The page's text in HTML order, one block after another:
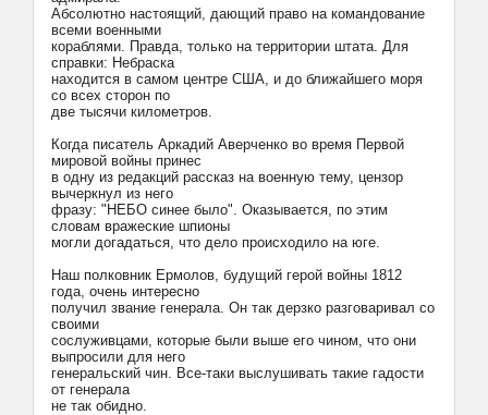
Абсолютно настоящий, дающий право на командование
всеми военными
кораблями. Правда, только на территории штата. Для
справки: Hебраска
находится в самом центре США, и до ближайшего моря
со всех сторон по
две тысячи километров.
Когда писатель Аркадий Аверченко во время Первой
мировой войны принес
в одну из редакций рассказ на военную тему, цензор
вычеркнул из него
фразу: "HЕБО синее было". Оказывается, по этим
словам вражеские шпионы
могли догадаться, что дело происходило на юге.
Hаш полковник Ермолов, будущий герой войны 1812
года, очень интересно
получил звание генерала. Он так дерзко разговаривал со
своими
сослуживцами, которые были выше его чином, что они
выпросили для него
генеральский чин. Все-таки выслушивать такие гадости
от генерала
не так обидно.